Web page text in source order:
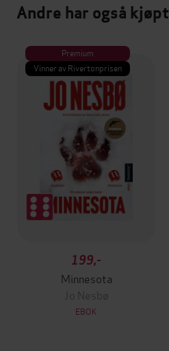
Andre har også kjøpt
Premium
Vinner av Rivertonprisen
199,-
Minnesota
Jo Nesbø
EBOK